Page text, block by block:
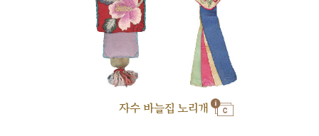
자수 바늘집 노리개